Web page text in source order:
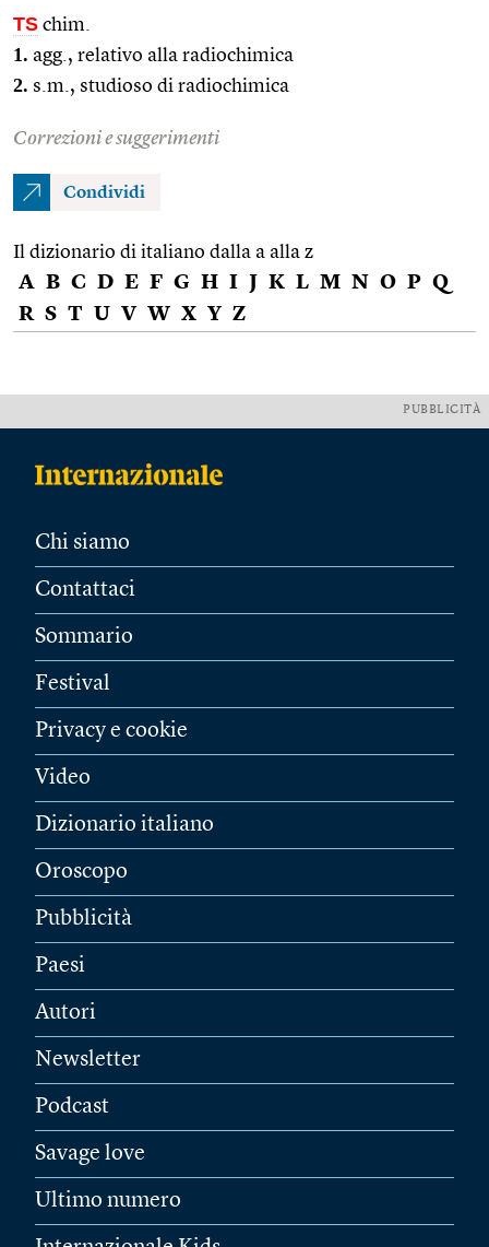
TS chim.
1. agg., relativo alla radiochimica
2. s.m., studioso di radiochimica
Correzioni e suggerimenti
Condividi
Il dizionario di italiano dalla a alla z
A B C D E F G H I J K L M N O P Q
R S T U V W X Y Z
PUBBLICITÀ
Chi siamo
Contattaci
Sommario
Festival
Privacy e cookie
Video
Dizionario italiano
Oroscopo
Pubblicità
Paesi
Autori
Newsletter
Podcast
Savage love
Ultimo numero